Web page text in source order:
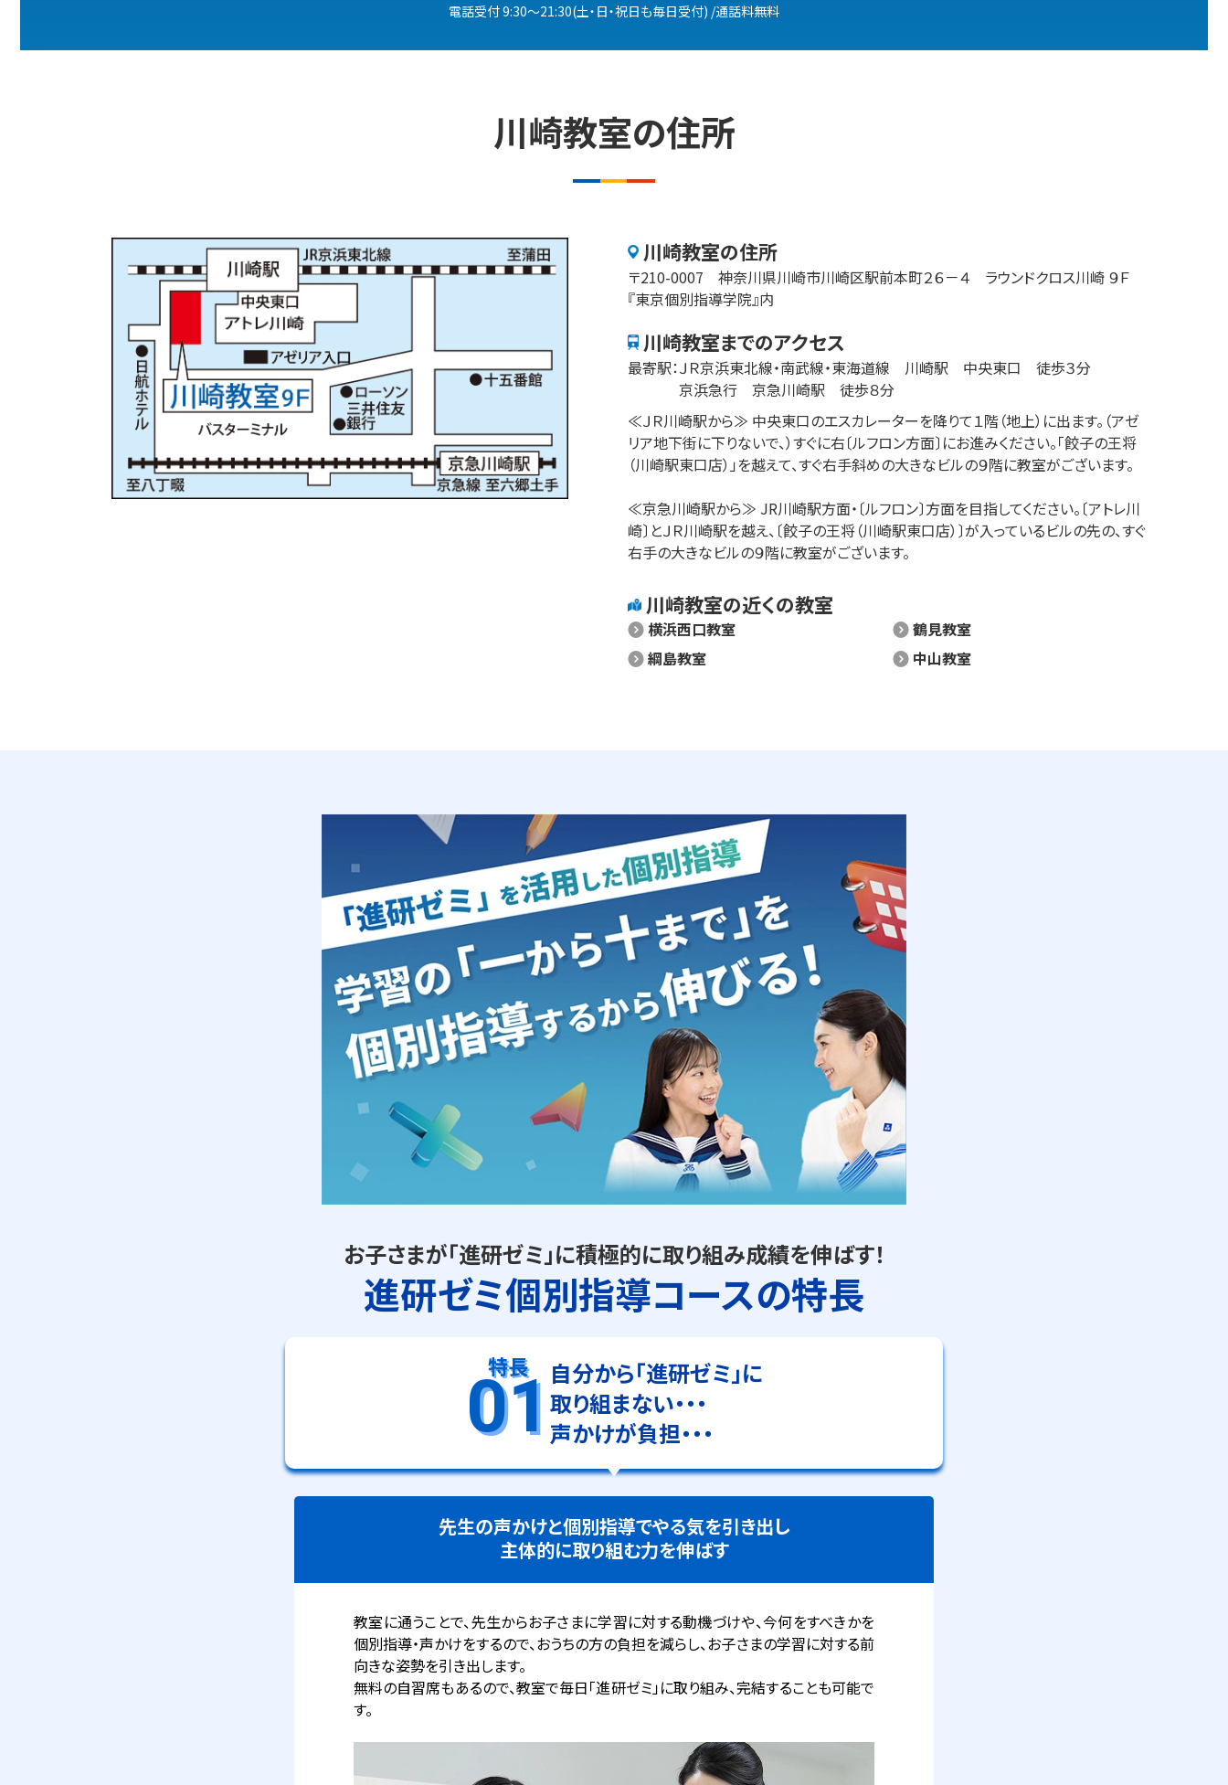
電話受付9:30〜21:30(土・日・祝日も毎日受付) /通話料無料
川崎教室の住所
川崎教室の住所
〒210-0007 神奈川県川崎市川崎区駅前本町２６－４
ラウンドクロス川崎 ９Ｆ
『東京個別指導学院』内
川崎教室までのアクセス
最寄駅：ＪＲ京浜東北線・南武線・東海道線　川崎駅　中央東口　徒歩３分
京浜急行　京急川崎駅　徒歩８分
≪ＪＲ川崎駅から≫ 中央東口のエスカレーターを降りて１階（地上）に出ます。（アゼ
リア地下街に下りないで、）すぐに右〔ルフロン方面〕にお進みください。「餃子の王将
（川崎駅東口店）」を越えて、すぐ右手斜めの大きなビルの９階に教室がございます。
≪京急川崎駅から≫ JR川崎駅方面・〔ルフロン〕方面を目指してください。〔アトレ川
崎〕とＪＲ川崎駅を越え、〔餃子の王将（川崎駅東口店）〕が入っているビルの先の、すぐ
右手の大きなビルの９階に教室がございます。
川崎教室の近くの教室
横浜西口教室
鶴見教室
綱島教室
中山教室
お子さまが「進研ゼミ」に積極的に取り組み成績を伸ばす！
進研ゼミ個別指導コースの特長
特長
01 自分から「進研ゼミ」に
取り組まない・・・
声かけが負担・・・
先生の声かけと個別指導でやる気を引き出し
主体的に取り組む力を伸ばす
教室に通うことで、先生からお子さまに学習に対する動機づけや、今何をすべきかを
個別指導・声かけをするので、おうちの方の負担を減らし、お子さまの学習に対する前
向きな姿勢を引き出します。
無料の自習席もあるので、教室で毎日「進研ゼミ」に取り組み、完結することも可能で
す。
開放的な受付カウンター。ご質問・ご相談など、どんな小さなことでもお気軽にお声かけください。